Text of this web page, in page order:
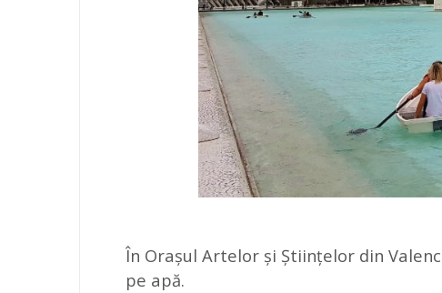
În Orașul Artelor și Științelor din
pe apă.